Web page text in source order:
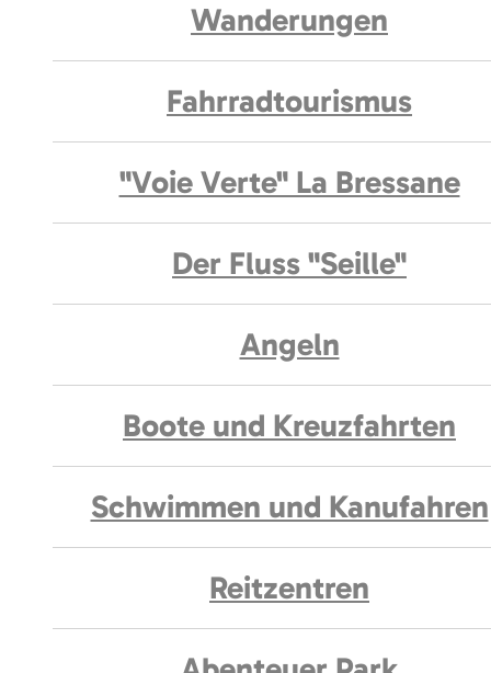
Wanderungen
Fahrradtourismus
"Voie Verte" La Bressane
Der Fluss "Seille"
Angeln
Boote und Kreuzfahrten
Schwimmen und Kanufahren
Reitzentren